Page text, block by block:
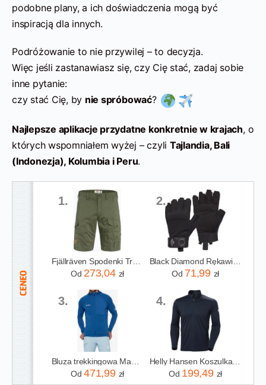
podobne plany, a ich doświadczenia mogą być
inspiracją dla innych.
Podróżowanie to nie przywilej – to decyzja.
Więc jeśli zastanawiasz się, czy Cię stać, zadaj sobie
inne pytanie:
czy stać Cię, by nie spróbować?
Najlepsze aplikacje przydatne konkretnie w krajach, o
których wspomniałem wyżej – czyli Tajlandia, Bali
(Indonezja), Kolumbia i Peru.
1.
Od 273,04 zł
2.
Black Diamond Rękawice Wspinaczkowe Crag Half-Finger Gloves Czarne
Od 71,99 zł
3.
Od471,99 zł
4.
Od 199,49 zł